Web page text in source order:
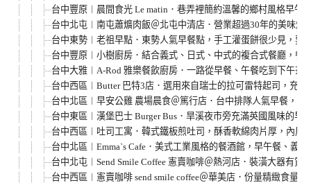
台中豐原︱晨間食光 Le matin．巷弄裡簡約溫馨的鄉村風格早午
台中北屯︱南屯蕭爌肉飯＠北屯中清店．營業超過30年的美味爌
台中東勢︱老祖早點．東勢人氣早餐點，手工灌蛋餅很少見，要
台中豐原︱小樹廚房．結合義式、日式、中式的複合式餐廳，餐
台中大雅︱A-Rod 雅樂餐飲廚房．一路從早餐、午餐吃到下午
台中西區︱Butter 巴特3店．選用來自瑞士的拉可雷特起司，充
台中北區︱早安公雞 農場晨食＠篤行店．台中排隊人氣早餐，
台中東區︱漢堡巴士 Burger Bus．旱溪夜市旁充滿英國風味的
台中西區︱吐司工寓．韓式鐵板煎吐司，酥香軟綿肉片厚，內用
台中北區︱Emma`s Cafe．美式工業風格的餐酒館，早午餐、義
台中北屯︱Send Smile Coffee 憲賣咖啡＠熱河店．裝潢大器有
台中西區︱憲賣咖啡 send smile coffee＠華美店．份量精緻食量